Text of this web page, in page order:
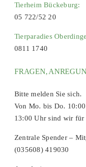
Tierheim Bückeburg:
05 722/52 20
Tierparadies
0811 1740
FRAGEN,
Bitte melden Sie sich.
Von Mo. bis Do.
13:00 Uhr sind wir für
Zentrale Spender –
(035608) 419030